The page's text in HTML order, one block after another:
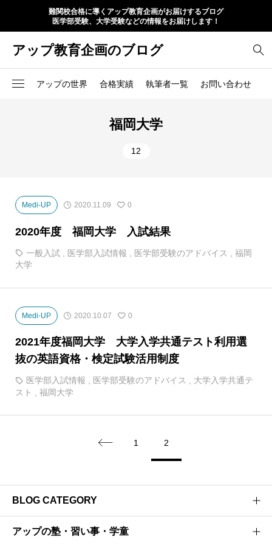
難関校合格に導くアップ教育企画がお届けするブログ
医学部受験、大学受験などの情報をお届けします！
アップ教育企画のブログ
アップの世界 合格実績 執筆者一覧 お問い合わせ
福岡大学
12
Medi-UP 2020.11.09 0
2020年度 福岡大学 入試結果
一般入試 医学部入試情報 医学部受験のアドバイス
福岡
大学
Medi-UP 2020.10.07 0
2021年度福岡大学 大学入学共通テスト利用選
抜の英語資格・検定試験活用制度
医学部入試情報 医学部受験のアドバイス
大学入学共通テ
スト
福岡大学
 1 2
BLOG CATEGORY
医学部受験のプロがお届けする医学部受験情報ブログ
アップの塾・習い事・学童